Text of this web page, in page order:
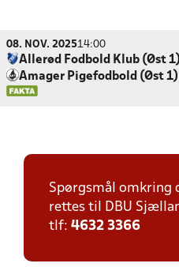
08. NOV. 202514:00
Allerød Fodbold Klub (Øst 1)
Amager Pigefodbold (Øst 1)
Spørgsmål omkring
rettes til DBU
tlf: 4632 3366